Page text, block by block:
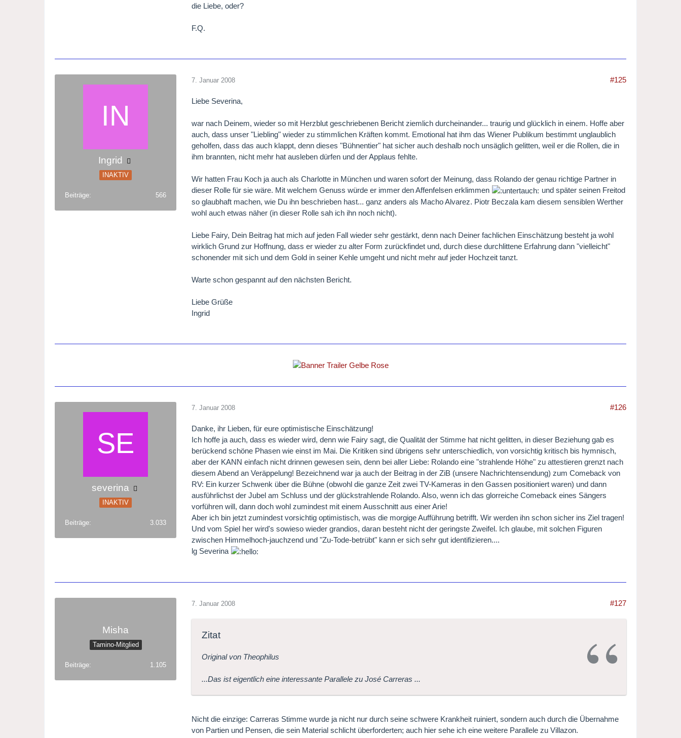
die Liebe, oder?
F.Q.
Ingrid
INAKTIV
Beiträge 566
7. Januar 2008 #125
Liebe Severina,
war nach Deinem, wieder so mit Herzblut geschriebenen Bericht ziemlich durcheinander... traurig und glücklich in einem. Hoffe aber
auch, dass unser "Liebling" wieder zu stimmlichen Kräften kommt. Emotional hat ihm das Wiener Publikum bestimmt unglaublich
geholfen, dass das auch klappt, denn dieses "Bühnentier" hat sicher auch deshalb noch unsäglich gelitten, weil er die Rollen, die in
ihm brannten, nicht mehr hat ausleben dürfen und der Applaus fehlte.
Wir hatten Frau Koch ja auch als Charlotte in München und waren sofort der Meinung, dass Rolando der genau richtige Partner in
dieser Rolle für sie wäre. Mit welchem Genuss würde er immer den Affenfelsen erklimmen
und später seinen Freitod
so glaubhaft machen, wie Du ihn beschrieben hast... ganz anders als Macho Alvarez. Piotr Beczala kam diesem sensiblen Werther
wohl auch etwas näher (in dieser Rolle sah ich ihn noch nicht).
Liebe Fairy, Dein Beitrag hat mich auf jeden Fall wieder sehr gestärkt, denn nach Deiner fachlichen Einschätzung besteht ja wohl
wirklich Grund zur Hoffnung, dass er wieder zu alter Form zurückfindet und, durch diese durchlittene Erfahrung dann "vielleicht"
schonender mit sich und dem Gold in seiner Kehle umgeht und nicht mehr auf jeder Hochzeit tanzt.
Warte schon gespannt auf den nächsten Bericht.
Liebe Grüße
Ingrid
severina
INAKTIV
Beiträge 3.033
7. Januar 2008 #126
Danke, ihr Lieben, für eure optimistische Einschätzung!
Ich hoffe ja auch, dass es wieder wird, denn wie Fairy sagt, die Qualität der Stimme hat nicht gelitten, in dieser Beziehung gab es
berückend schöne Phasen wie einst im Mai. Die Kritiken sind übrigens sehr unterschiedlich, von vorsichtig kritisch bis hymnisch,
aber der KANN einfach nicht drinnen gewesen sein, denn bei aller Liebe: Rolando eine "strahlende Höhe" zu attestieren grenzt nach
diesem Abend an Veräppelung! Bezeichnend war ja auch der Beitrag in der ZiB (unsere Nachrichtensendung) zum Comeback von
RV: Ein kurzer Schwenk über die Bühne (obwohl die ganze Zeit zwei TV-Kameras in den Gassen positioniert waren) und dann
ausführlichst der Jubel am Schluss und der glückstrahlende Rolando. Also, wenn ich das glorreiche Comeback eines Sängers
vorführen will, dann doch wohl zumindest mit einem Ausschnitt aus einer Arie!
Aber ich bin jetzt zumindest vorsichtig optimistisch, was die morgige Aufführung betrifft. Wir werden ihn schon sicher ins Ziel tragen!
Und vom Spiel her wird's sowieso wieder grandios, daran besteht nicht der geringste Zweifel. Ich glaube, mit solchen Figuren
zwischen Himmelhoch-jauchzend und "Zu-Tode-betrübt" kann er sich sehr gut identifizieren....
lg Severina
Misha
Tamino-Mitglied
Beiträge 1.105
7. Januar 2008 #127
Zitat
Original von Theophilus
...Das ist eigentlich eine interessante Parallele zu José Carreras ...
Nicht die einzige: Carreras Stimme wurde ja nicht nur durch seine schwere Krankheit ruiniert, sondern auch durch die Übernahme
von Partien und Pensen, die sein Material schlicht überforderten; auch hier sehe ich eine weitere Parallele zu Villazon.